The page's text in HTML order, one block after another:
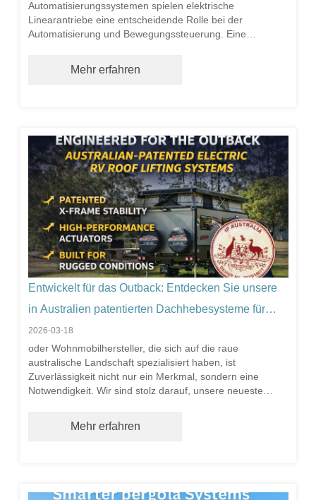
Automatisierungssystemen spielen elektrische
Linearantriebe eine entscheidende Rolle bei der
Automatisierung und Bewegungssteuerung. Eine
jedoch Überstrombedingungen, die zu Aktuatorschäden,
reduzierter Lebensdauer und Sicherheitsrisiken führen
Lösung für die Aktuatorsicherheit unter Beibehaltung der
Kosteneffizienz.
Mehr erfahren
Entwickelt für das Outback: Entdecken Sie unsere
in Australien patentierten Dachhebesysteme für
Wohnmobile
2026-03-18
oder Wohnmobilhersteller, die sich auf die raue
australische Landschaft spezialisiert haben, ist
Zuverlässigkeit nicht nur ein Merkmal, sondern eine
Notwendigkeit. Wir sind stolz darauf, unsere neueste
(Design-Nr. 202518071). Durch die Kombination von
Mehr erfahren